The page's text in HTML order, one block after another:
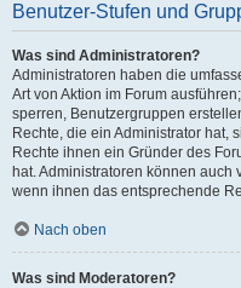
Benutzer-Stufen und
Was sind Administratoren?
Administratoren haben die
Art von Aktion im Forum
sperren, Benutzergruppen
Rechte, die ein Administrator hat,
Rechte ihnen ein Gründer des
hat. Administratoren können
wenn ihnen das entsprechende
Nach oben
Was sind Moderatoren?